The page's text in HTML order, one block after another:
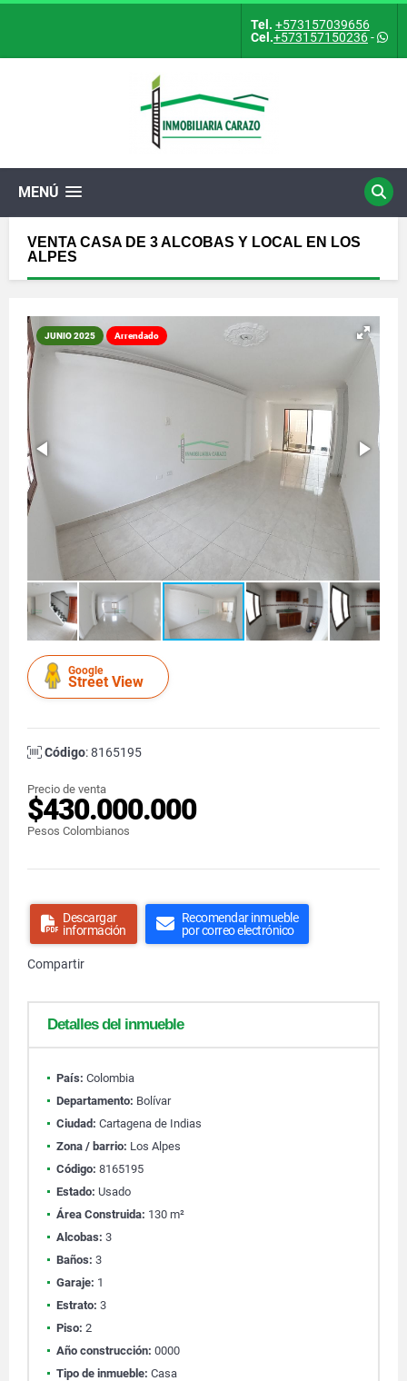
Tel. +573157039656
Cel.+573157150236-
MENÚ
VENTA CASA DE 3 ALCOBAS Y LOCAL EN LOS
ALPES
JUNIO 2025 Arrendado
Google
Street View
Código: 8165195
Precio de venta
$430.000.000
Pesos Colombianos
Descargar
información
Recomendar inmueble
por correo electrónico
Compartir
Detalles del inmueble
País: Colombia
Departamento: Bolívar
Ciudad: Cartagena de Indias
Zona / barrio: Los Alpes
Código: 8165195
Estado: Usado
Área Construida: 130 m²
Alcobas: 3
Baños: 3
Garaje: 1
Estrato: 3
Piso: 2
Año construcción: 0000
Tipo de inmueble: Casa